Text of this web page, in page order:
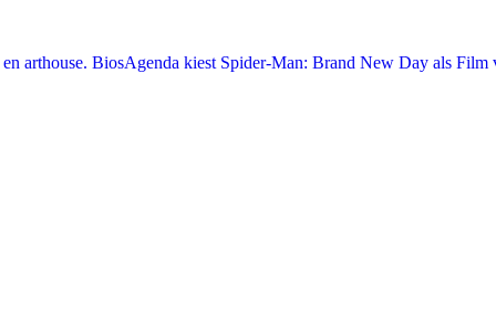
arthouse. BiosAgenda kiest Spider-Man: Brand New Day als